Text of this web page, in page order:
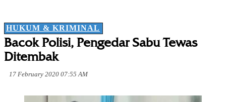
HUKUM & KRIMINAL
Bacok Polisi, Pengedar Sabu Tewas
Ditembak
17 February 2020 07:55 AM